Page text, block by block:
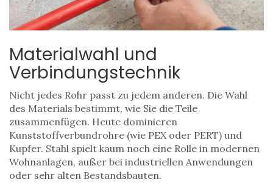
Materialwahl und
Verbindungstechnik
Nicht jedes Rohr passt zu jedem anderen. Die Wahl
des Materials bestimmt, wie Sie die Teile
zusammenfügen. Heute dominieren
Kunststoffverbundrohre (wie PEX oder PERT) und
Kupfer. Stahl spielt kaum noch eine Rolle in modernen
Wohnanlagen, außer bei industriellen Anwendungen
oder sehr alten Bestandsbauten.